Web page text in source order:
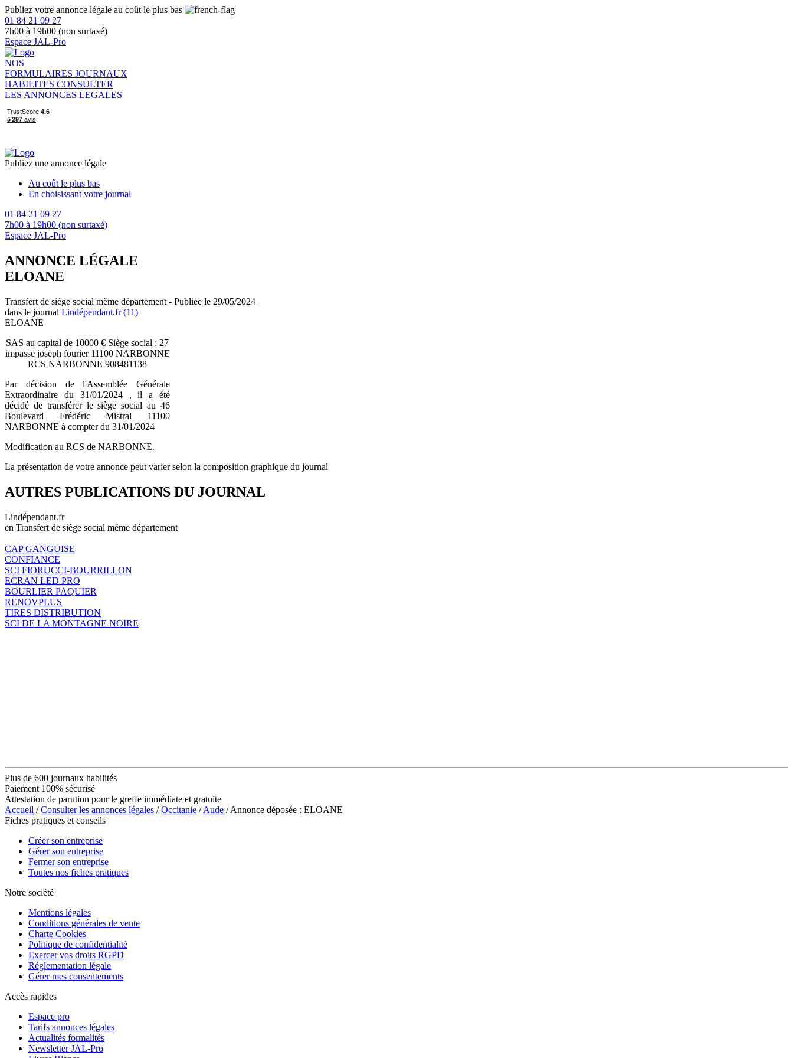
Publiez votre annonce légale au coût le plus bas
01 84 21 09 27
7h00 à 19h00 (non surtaxé)
Espace JAL-Pro
NOS
FORMULAIRES JOURNAUX
HABILITES CONSULTER
LES ANNONCES LEGALES
Publiez une annonce légale
Au coût le plus bas
En choisissant votre journal
01 84 21 09 27
7h00 à 19h00 (non surtaxé)
Espace JAL-Pro
ANNONCE LÉGALE
ELOANE
Transfert de siège social même département - Publiée le 29/05/2024
dans le journal Lindépendant.fr (11)
ELOANE
SAS au capital de 10000 € Siège social : 27
impasse joseph fourier 11100 NARBONNE
RCS NARBONNE 908481138
Par décision de l'Assemblée Générale
Extraordinaire du 31/01/2024 , il a été
décidé de transférer le siège social au 46
Boulevard Frédéric Mistral 11100
NARBONNE à compter du 31/01/2024
Modification au RCS de NARBONNE.
La présentation de votre annonce peut varier selon la composition graphique du journal
AUTRES PUBLICATIONS DU JOURNAL
Lindépendant.fr
en Transfert de siège social même département
CAP GANGUISE
CONFIANCE
SCI FIORUCCI-BOURRILLON
ECRAN LED PRO
BOURLIER PAQUIER
RENOVPLUS
TIRES DISTRIBUTION
SCI DE LA MONTAGNE NOIRE
Plus de 600 journaux habilités
Paiement 100% sécurisé
Attestation de parution pour le greffe immédiate et gratuite
Accueil /Consulter les annonces légales /Occitanie /Aude / Annonce déposée : ELOANE
Fiches pratiques et conseils
Créer son entreprise
Gérer son entreprise
Fermer son entreprise
Toutes nos fiches pratiques
Notre société
Mentions légales
Conditions générales de vente
Charte Cookies
Politique de confidentialité
Exercer vos droits RGPD
Réglementation légale
Gérer mes consentements
Accès rapides
Espace pro
Tarifs annonces légales
Actualités formalités
Newsletter JAL-Pro